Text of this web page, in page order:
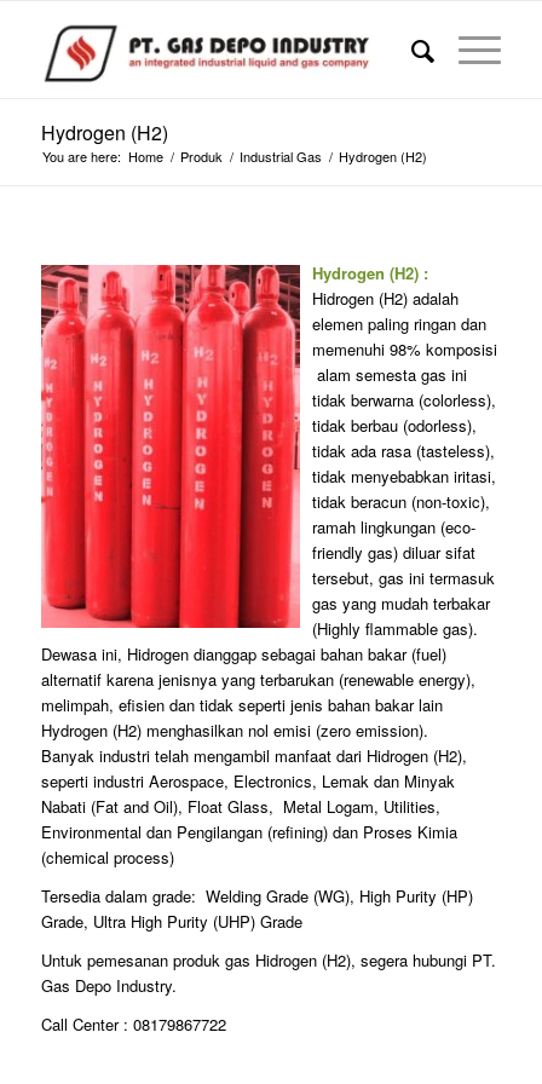
Hydrogen (H2)
You are here: Home / Produk / Industrial Gas / Hydrogen (H2)
Hydrogen (H2) :
Hidrogen (H2) adalah
elemen paling ringan dan
memenuhi 98% komposisi
alam semesta gas ini
tidak berwarna (colorless),
tidak berbau (odorless),
tidak ada rasa (tasteless),
tidak menyebabkan iritasi,
tidak beracun (non-toxic),
ramah lingkungan (eco-
friendly gas) diluar sifat
tersebut, gas ini termasuk
gas yang mudah terbakar
(Highly flammable gas).
Dewasa ini, Hidrogen dianggap sebagai bahan bakar (fuel)
alternatif karena jenisnya yang terbarukan (renewable energy),
melimpah, efisien dan tidak seperti jenis bahan bakar lain
Hydrogen (H2) menghasilkan nol emisi (zero emission).
Banyak industri telah mengambil manfaat dari Hidrogen (H2),
seperti industri Aerospace, Electronics, Lemak dan Minyak
Nabati (Fat and Oil), Float Glass, Metal Logam, Utilities,
Environmental dan Pengilangan (refining) dan Proses Kimia
(chemical process)
Tersedia dalam grade: Welding Grade (WG), High Purity (HP)
Grade, Ultra High Purity (UHP) Grade
Untuk pemesanan produk gas Hidrogen (H2), segera hubungi PT.
Gas Depo Industry.
Call Center : 08179867722